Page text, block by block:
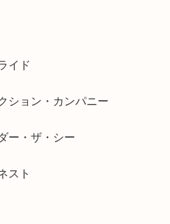
イド
ション・カンパニー
ー・ザ・シー
スト